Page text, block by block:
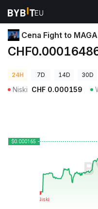
Ceny kryptowalut Cena
Cena Fight to MAGA
24H 7D 14D 30D
Niski CHF 0.000159